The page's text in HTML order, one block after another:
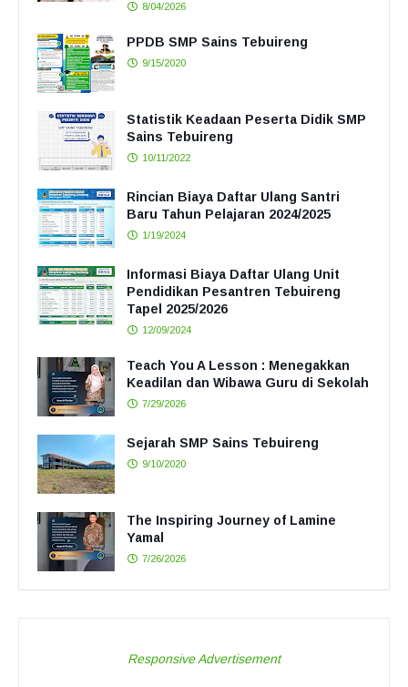
8/04/2026
PPDB SMP Sains Tebuireng
9/15/2020
Statistik Keadaan Peserta Didik SMP
Sains Tebuireng
10/11/2022
Rincian Biaya Daftar Ulang Santri
Baru Tahun Pelajaran 2024/2025
1/19/2024
Informasi Biaya Daftar Ulang Unit
Pendidikan Pesantren Tebuireng
Tapel 2025/2026
12/09/2024
Teach You A Lesson : Menegakkan
Keadilan dan Wibawa Guru di Sekolah
7/29/2026
Sejarah SMP Sains Tebuireng
9/10/2020
The Inspiring Journey of Lamine
Yamal
7/26/2026
Responsive Advertisement